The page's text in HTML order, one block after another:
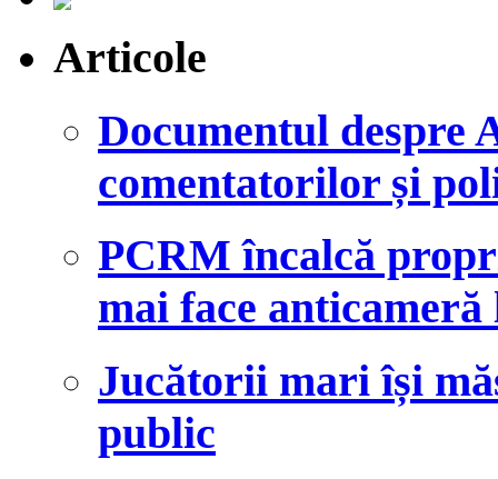
Articole
Documentul despre
comentatorilor și
PCRM încalcă
mai face
Jucătorii mari își
public